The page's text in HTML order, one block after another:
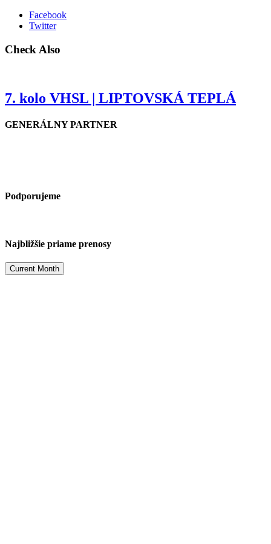
Facebook
Twitter
Check Also
7. kolo VHSL | LIPTOVSKÁ TEPLÁ
GENERÁLNY PARTNER
Podporujeme
Najbližšie priame prenosy
Current Month